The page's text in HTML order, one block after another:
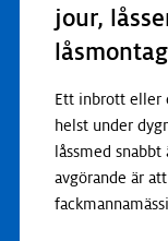
jour,
Ett inbrott eller
helst under
låssmed
avgörande är